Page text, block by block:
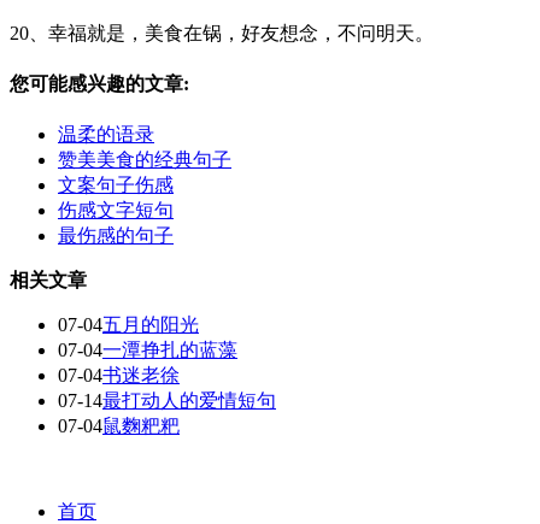
20、幸福就是，美食在锅，好友想念，不问明天。
您可能感兴趣的文章:
温柔的语录
赞美美食的经典句子
文案句子伤感
伤感文字短句
最伤感的句子
相关文章
07-04五月的阳光
07-04一潭挣扎的蓝藻
07-04书迷老徐
07-14最打动人的爱情短句
07-04鼠麴粑粑
首页